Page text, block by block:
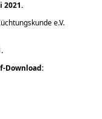
2021.
e.V.
Download: